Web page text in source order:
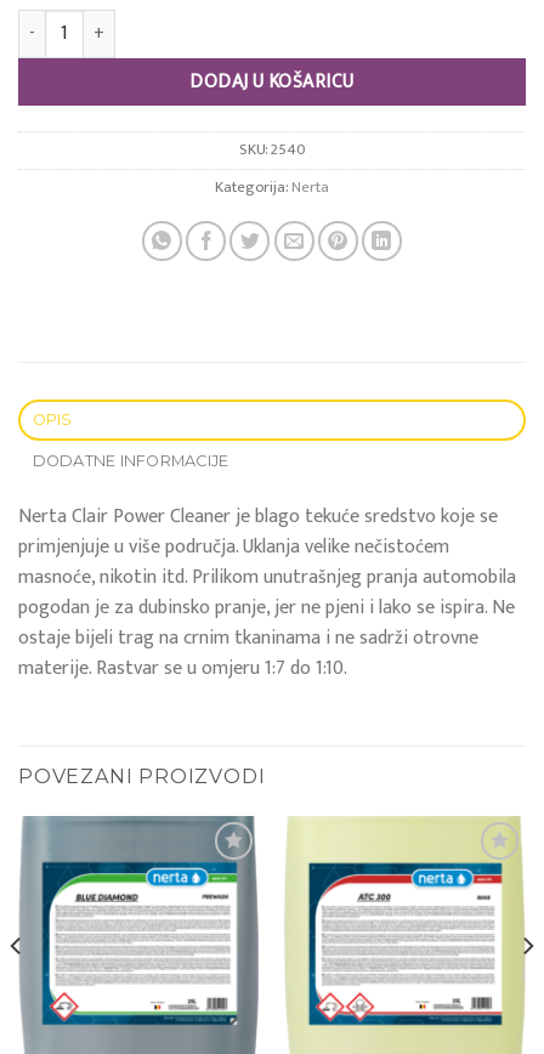
Clair All Clean količina
DODAJ U KOŠARICU
SKU:2540
Kategorija:Nerta
OPIS
DODATNE INFORMACIJE
Nerta Clair Power Cleaner je blago tekuće sredstvo koje se
primjenjuje u više područja. Uklanja velike nečistoćem
masnoće, nikotin itd. Prilikom unutrašnjeg pranja automobila
pogodan je za dubinsko pranje, jer ne pjeni i lako se ispira. Ne
ostaje bijeli trag na crnim tkaninama i ne sadrži otrovne
materije. Rastvar se u omjeru 1:7 do 1:10.
POVEZANI PROIZVODI
Add to
wishlist
Add to
wishlist